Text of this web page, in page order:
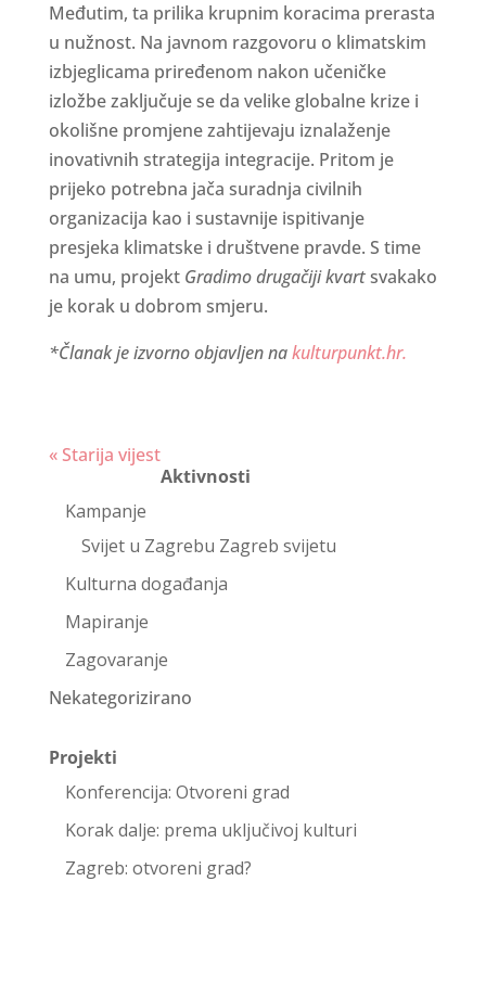
Međutim, ta prilika krupnim koracima prerasta
u nužnost. Na javnom razgovoru o klimatskim
izbjeglicama priređenom nakon učeničke
izložbe zaključuje se da velike globalne krize i
okolišne promjene zahtijevaju iznalaženje
inovativnih strategija integracije. Pritom je
prijeko potrebna jača suradnja civilnih
organizacija kao i sustavnije ispitivanje
presjeka klimatske i društvene pravde. S time
na umu, projekt Gradimo drugačiji kvartsvakako
je korak u dobrom smjeru.
*Članak je izvorno objavljen nakulturpunkt.hr.
Continue
« Starija vijest
Aktivnosti
Kampanje
Svijet u Zagrebu Zagreb svijetu
Kulturna događanja
Mapiranje
Zagovaranje
Nekategorizirano
Projekti
Konferencija: Otvoreni grad
Korak dalje: prema uključivoj kulturi
Zagreb: otvoreni grad?